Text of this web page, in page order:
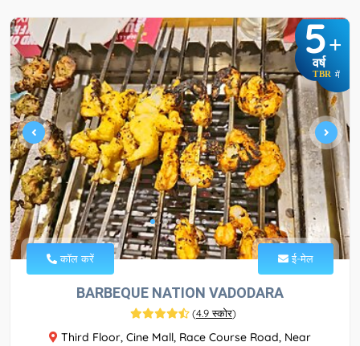
5+
वर्ष
TBR में
कॉल करें ई-मेल
BARBEQUE NATION VADODARA
(4.9 स्कोर)
Third Floor, Cine Mall, Race Course Road, Near